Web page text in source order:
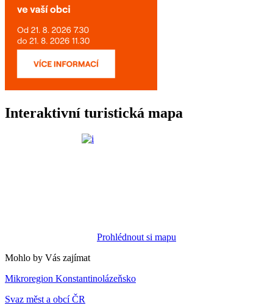
Interaktivní turistická mapa
Prohlédnout si mapu
Mohlo by Vás zajímat
Mikroregion Konstantinolázeňsko
Svaz měst a obcí ČR